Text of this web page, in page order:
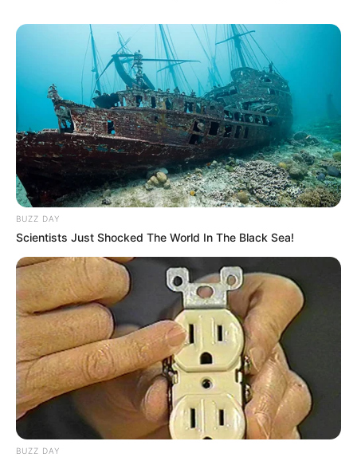
BUZZ DAY
Scientists Just Shocked The World In The Black Sea!
BUZZ DAY